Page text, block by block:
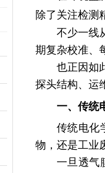
除了关注检测
不少一线
期复杂校准、
也正因如
探头结构、运
一、传统
传统电化
物，还是工业
一旦透气